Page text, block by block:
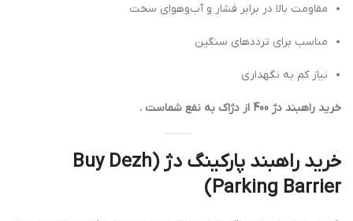
مقاومت بالا در برابر فشار و آب‌وهوای سخت
مناسب برای ترددهای سنگین
نیاز کم به نگهداری
خرید راهبند دژ 400 از دژاک به نفع شماست .
خرید راهبند پارکینگ دژ (Buy Dezh
Parking Barrier)